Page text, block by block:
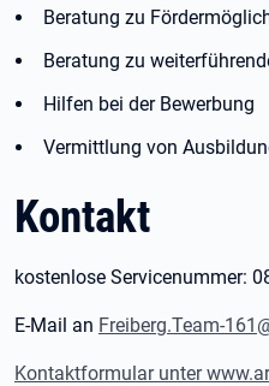
Beratung zu
Beratung zu
Hilfen bei der Bewerbung
Vermittlung von
Kontakt
kostenlose Servicenummer:
E-Mail an Freiberg.Team-
Kontaktformular unter